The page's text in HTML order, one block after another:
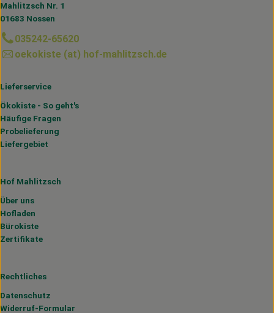
Mahlitzsch Nr. 1
01683 Nossen
035242-65620
oekokiste (at) hof-mahlitzsch.de
Lieferservice
Ökokiste - So geht's
Häufige Fragen
Probelieferung
Liefergebiet
Hof Mahlitzsch
Über uns
Hofladen
Bürokiste
Zertifikate
Rechtliches
Datenschutz
Widerruf-Formular